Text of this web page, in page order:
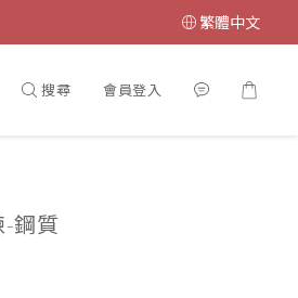
繁體中文
搜尋 會員登入
-鋼質